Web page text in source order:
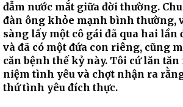
đẫm nước mắt giữa đời thường.
đàn ông khỏe mạnh bình thường,
sàng lấy một cô gái đã qua hai lần
và đã có một đứa con riêng, cũng
căn bệnh thế kỷ này. Tôi cứ lăn
niệm tình yêu và chợt nhận ra
thứ tình yêu đích thực.